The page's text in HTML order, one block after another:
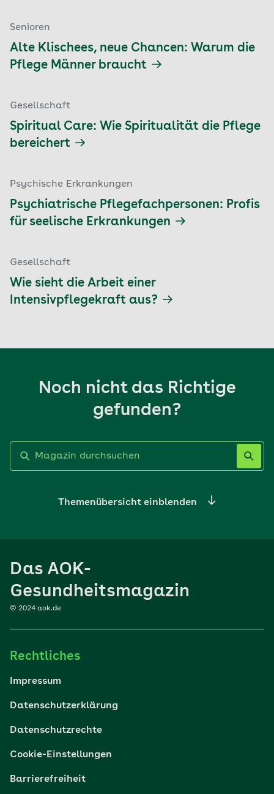
Senioren
Alte Klischees, neue Chancen: Warum die
Pflege Männer braucht
Gesellschaft
Spiritual Care: Wie Spiritualität die Pflege
bereichert
Psychische Erkrankungen
Psychiatrische Pflegefachpersonen: Profis
für seelische Erkrankungen
Gesellschaft
Wie sieht die Arbeit einer
Intensivpflegekraft aus?
Noch nicht das Richtige
gefunden?
Themenübersicht einblenden
Sport
Reisen
Wohlbefinden
Digital gesund
Das AOK-
Gesundheitsmagazin
© 2024 aok.de
Rechtliches
Impressum
Datenschutzerklärung
Datenschutzrechte
Cookie-Einstellungen
Barrierefreiheit